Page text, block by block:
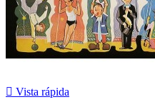
 Vista rápida